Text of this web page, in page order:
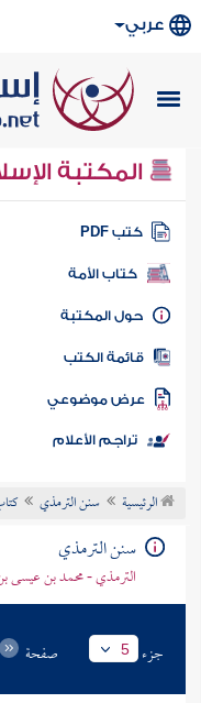
عربي
المكتبة
كتب PDF
كتاب الأمة
المكتبة
الكتب
موضوعي
تراجم الأعلام
الرئيسية سنن الترمذي
سنن الترمذي
الترمذي - محمد بن عيسى
جزء 5 صفحة